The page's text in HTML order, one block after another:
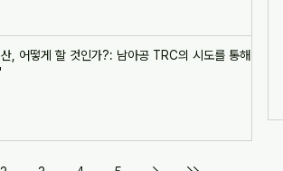
, 어떻게 할 것인가?: 남아공 TRC의 시도를 통해